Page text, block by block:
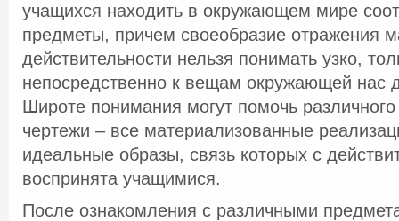
учащихся находить в окружающем мире
предметы, причем своеобразие отражения
действительности нельзя понимать узко,
непосредственно к вещам окружающей нас
Широте понимания могут помочь
чертежи – все материализованные
идеальные образы, связь которых с
воспринята учащимися.
После ознакомления с различными